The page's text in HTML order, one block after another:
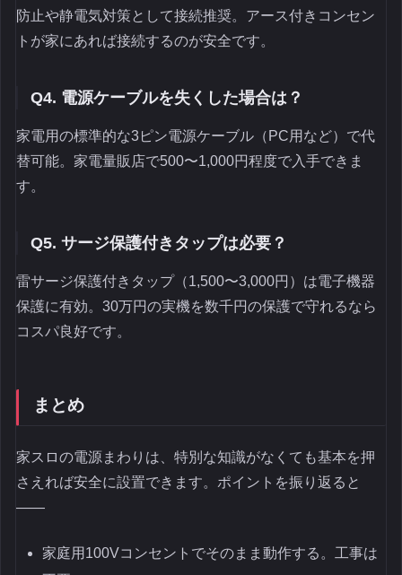
防止や静電気対策として接続推奨。アース付きコンセン
トが家にあれば接続するのが安全です。
Q4. 電源ケーブルを失くした場合は？
家電用の標準的な3ピン電源ケーブル（PC用など）で代
替可能。家電量販店で500〜1,000円程度で入手できま
す。
Q5. サージ保護付きタップは必要？
雷サージ保護付きタップ（1,500〜3,000円）は電子機器
保護に有効。30万円の実機を数千円の保護で守れるなら
コスパ良好です。
まとめ
家スロの電源まわりは、特別な知識がなくても基本を押
さえれば安全に設置できます。ポイントを振り返ると
――
家庭用100Vコンセントでそのまま動作する。工事は